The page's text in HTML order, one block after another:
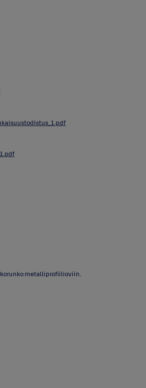
metalliprofiilioviin.